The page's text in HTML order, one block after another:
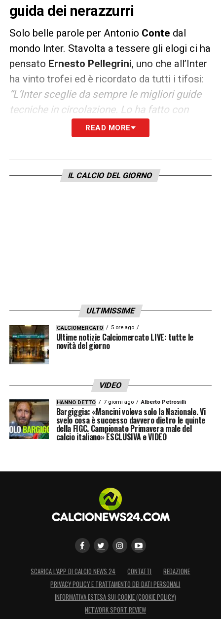
guida dei nerazzurri
Solo belle parole per Antonio Conte dal
mondo Inter. Stavolta a tessere gli elogi ci ha
pensato Ernesto Pellegrini, uno che all’Inter
ha vinto trofei ed è ricordato da tutti i tifosi:
“L’Inter sceglie da sempre le migliori guide
tecniche in circolazione. Lo ha fatto con
quando ero io presidente,
adesso il numero uno è Antonio Conte
campionato dovesse arrivare con lui in
, ha dichiarato aRadio Punto
READ MORE
IL CALCIO DEL GIORNO
ULTIMISSIME
CALCIOMERCATO 5 ore ago
Ultime notizie Calciomercato LIVE: tutte le
novità del giorno
VIDEO
HANNO DETTO 7 giorni ago Alberto Petrosilli
Bargiggia: «Mancini voleva solo la Nazionale. Vi
svelo cosa è successo davvero dietro le quinte
della FIGC. Campionato Primavera male del
calcio italiano» ESCLUSIVA e VIDEO
SCARICA L’APP DI CALCIO NEWS 24 CONTATTI
REDAZIONE
PRIVACY POLICY E TRATTAMENTO DEI DATI PERSONALI
INFORMATIVA ESTESA SUI COOKIE (COOKIE POLICY)
NETWORK SPORT REVIEW